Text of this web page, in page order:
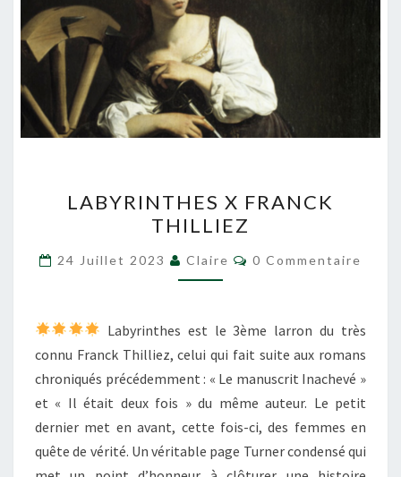
X
FRANCK
THILLIEZ
LABYRINTHES X FRANCK
THILLIEZ
24 Juillet 2023 Claire Commentaires
0 Commentaire
Labyrinthes est le 3ème larron du très
connu Franck Thilliez, celui qui fait suite aux romans
chroniqués précédemment : « Le manuscrit Inachevé »
et « Il était deux fois » du même auteur. Le petit
dernier met en avant, cette fois-ci, des femmes en
quête de vérité. Un véritable page Turner condensé qui